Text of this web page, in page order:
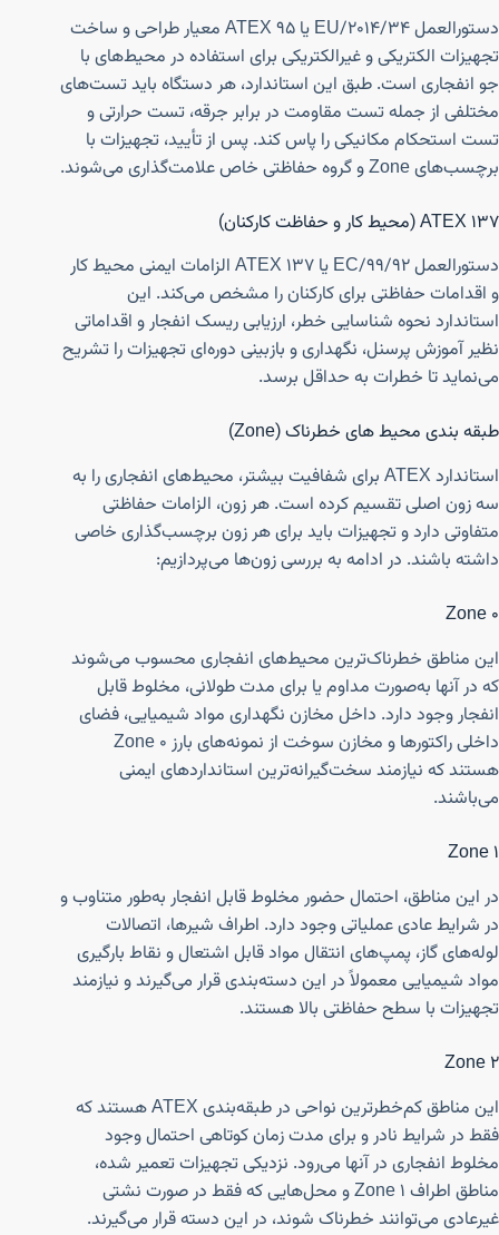
دستورالعمل ۲۰۱۴/۳۴/EU یا ATEX 95 معیار طراحی و ساخت
تجهیزات الکتریکی و غیرالکتریکی برای استفاده در محیط‌های با
جو انفجاری است. طبق این استاندارد، هر دستگاه باید تست‌های
مختلفی از جمله تست مقاومت در برابر جرقه، تست حرارتی و
تست استحکام مکانیکی را پاس کند. پس از تأیید، تجهیزات با
برچسب‌های Zone و گروه حفاظتی خاص علامت‌گذاری می‌شوند.
ATEX 137 (محیط کار و حفاظت کارکنان)
دستورالعمل ۹۹/۹۲/EC یا ATEX 137 الزامات ایمنی محیط کار
و اقدامات حفاظتی برای کارکنان را مشخص می‌کند. این
استاندارد نحوه شناسایی خطر، ارزیابی ریسک انفجار و اقداماتی
نظیر آموزش پرسنل، نگهداری و بازبینی دوره‌ای تجهیزات را تشریح
می‌نماید تا خطرات به حداقل برسد.
طبقه بندی محیط های خطرناک (Zone)
استاندارد ATEX برای شفافیت بیشتر، محیط‌های انفجاری را به
سه زون اصلی تقسیم کرده است. هر زون، الزامات حفاظتی
متفاوتی دارد و تجهیزات باید برای هر زون برچسب‌گذاری خاصی
داشته باشند. در ادامه به بررسی زون‌ها می‌پردازیم:
Zone 0
این مناطق خطرناک‌ترین محیط‌های انفجاری محسوب می‌شوند
که در آنها به‌صورت مداوم یا برای مدت طولانی، مخلوط قابل
انفجار وجود دارد. داخل مخازن نگهداری مواد شیمیایی، فضای
داخلی راکتورها و مخازن سوخت از نمونه‌های بارز Zone 0
هستند که نیازمند سخت‌گیرانه‌ترین استانداردهای ایمنی
می‌باشند.
Zone 1
در این مناطق، احتمال حضور مخلوط قابل انفجار به‌طور متناوب و
در شرایط عادی عملیاتی وجود دارد. اطراف شیرها، اتصالات
لوله‌های گاز، پمپ‌های انتقال مواد قابل اشتعال و نقاط بارگیری
مواد شیمیایی معمولاً در این دسته‌بندی قرار می‌گیرند و نیازمند
تجهیزات با سطح حفاظتی بالا هستند.
Zone 2
این مناطق کم‌خطرترین نواحی در طبقه‌بندی ATEX هستند که
فقط در شرایط نادر و برای مدت زمان کوتاهی احتمال وجود
مخلوط انفجاری در آنها می‌رود. نزدیکی تجهیزات تعمیر شده،
مناطق اطراف Zone 1 و محل‌هایی که فقط در صورت نشتی
غیرعادی می‌توانند خطرناک شوند، در این دسته قرار می‌گیرند.